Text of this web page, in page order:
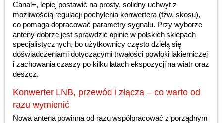
Canal+, lepiej postawić na prosty, solidny uchwyt z
możliwością regulacji pochylenia konwertera (tzw. skosu),
co pomaga dopracować parametry sygnału. Przy wyborze
anteny dobrze jest sprawdzić opinie w polskich sklepach
specjalistycznych, bo użytkownicy często dzielą się
doświadczeniami dotyczącymi trwałości powłoki lakierniczej
i zachowania czaszy po kilku latach ekspozycji na wiatr oraz
deszcz.
Konwerter LNB, przewód i złącza – co warto od
razu wymienić
Nowa antena powinna od razu współpracować z porządnym